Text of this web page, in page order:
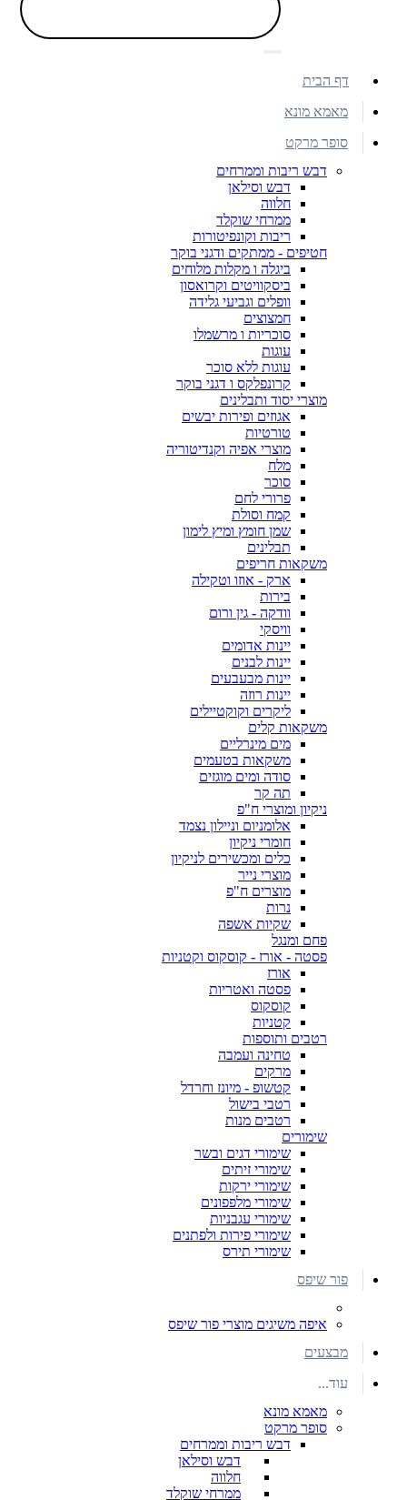
דף הבית
מאמא מונא
סופר מרקט
דבש ריבות וממרחים
דבש וסילאן
חלווה
ממרחי שוקלד
ריבות וקונפיטורות
חטיפים - ממתקים ודגני בוקר
ביגלה ו מקלות מלוחים
ביסקוויטים וקרואסון
וופלים וגביעי גלידה
חמצוצים
סוכריות ו מרשמלו
עוגות
עוגות ללא סוכר
קרונפלקס ו דגני בוקר
מוצרי יסוד ותבלינים
אגוזים ופירות יבשים
טורטיות
מוצרי אפיה וקנדיטוריה
מלח
סוכר
פרורי לחם
קמח וסולת
שמן חומץ ומיץ לימון
תבלינים
משקאות חריפים
ארק - אוזו וטקילה
בירות
וודקה - גין ורום
וויסקי
יינות אדומים
יינות לבנים
יינות מבעבעים
יינות רוזה
ליקרים וקוקטיילים
משקאות קלים
מים מינרליים
משקאות בטעמים
סודה ומים מוגזים
תה קר
ניקיון ומוצרי ח"פ
אלומניום וניילון נצמד
חומרי ניקיון
כלים ומכשירים לניקיון
מוצרי נייר
מוצרים ח"פ
נרות
שקיות אשפה
פחם ומנגל
פסטה - אורז - קוסקוס וקטניות
אורז
פסטה ואטריות
קוסקוס
קטניות
רטבים ותוספות
טחינה ועמבה
מרקים
קטשופ - מיונז וחרדל
רטבי בישול
רטבים מנות
שימורים
שימורי דגים ובשר
שימורי זיתים
שימורי ירקות
שימורי מלפפונים
שימורי עגבניות
שימורי פירות ולפתנים
שימורי תירס
פור שיפס
איפה משיגים מוצרי פור שיפס
מבצעים
עוד...
מאמא מונא
סופר מרקט
דבש ריבות וממרחים
דבש וסילאן
חלווה
ממרחי שוקלד